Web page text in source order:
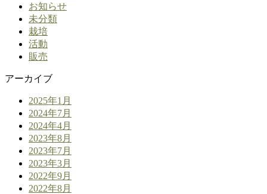
お知らせ
未分類
栽培
活動
販売
アーカイブ
2025年1月
2024年7月
2024年4月
2023年8月
2023年7月
2023年3月
2022年9月
2022年8月